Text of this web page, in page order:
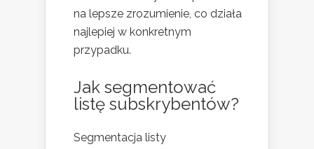
na lepsze zrozumienie, co działa
najlepiej w konkretnym
przypadku.
Jak segmentować
listę subskrybentów?
Segmentacja listy